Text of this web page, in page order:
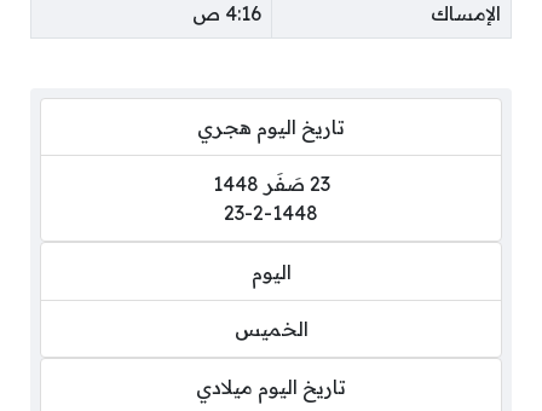
الإمساك 4:16 ص
تاريخ اليوم هجري
23 صَفَر 1448
23-2-1448
اليوم
الخميس
تاريخ اليوم ميلادي